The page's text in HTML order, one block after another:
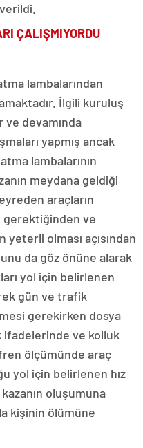
ÇALIŞMIYORDU
lambalarından
İlgili kuruluş
devamında
yapmış ancak
lambalarının
meydana geldiği
araçların
gerektiğinden ve
yeterli olması açısından
da göz önüne alarak
yol için belirlenen
gün ve trafik
gerekirken dosya
ifadelerinde ve kolluk
ölçümünde araç
yol için belirlenen hız
oluşumuna
kişinin ölümüne